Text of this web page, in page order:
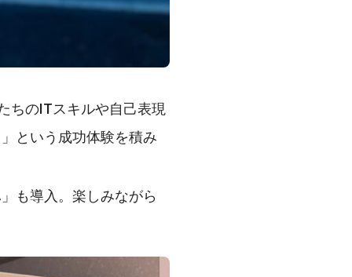
ちのITスキルや自己表現
という成功体験を積み
も導入。楽しみながら